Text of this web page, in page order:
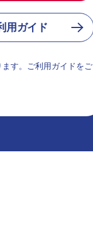
用ガイド
ます。ご利用ガイドをご